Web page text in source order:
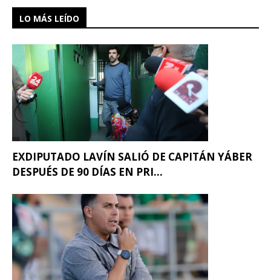
LO MÁS LEÍDO
EXDIPUTADO LAVÍN SALIÓ DE CAPITÁN YÁBER
DESPUÉS DE 90 DÍAS EN PRI...